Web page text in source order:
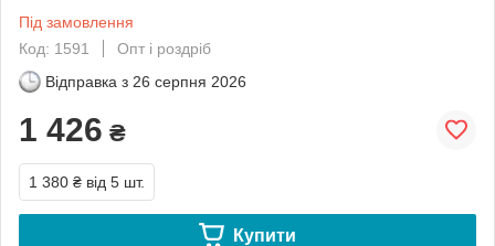
Під замовлення
Код: 1591
Опт і роздріб
Відправка з 26 серпня 2026
1 426 ₴
1 380 ₴ від 5 шт.
Купити